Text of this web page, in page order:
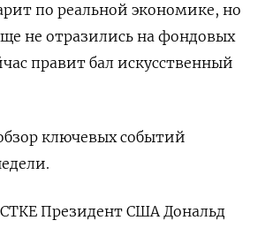
по реальной экономике, но
не отразились на фондовых
правит бал искусственный
ключевых событий
Президент США Дональд